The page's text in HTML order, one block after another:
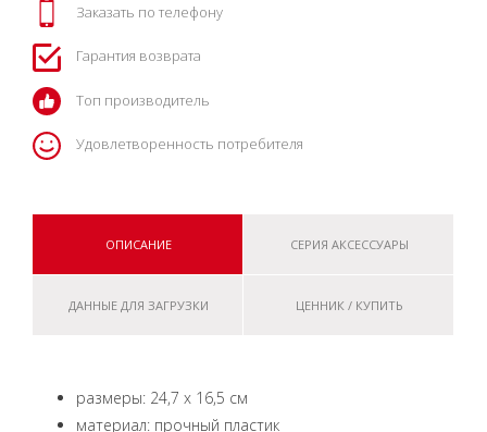
Заказать по телефону
Гарантия возврата
Топ производитель
Удовлетворенность потребителя
ОПИСАНИЕ СЕРИЯ АКСЕССУАРЫ
ДАННЫЕ ДЛЯ ЗАГРУЗКИ ЦЕННИК / КУПИТЬ
размеры: 24,7 x 16,5 см
материал: прочный пластик